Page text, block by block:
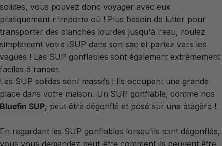
solides, vous pouvez donc voyager avec eux
pratiquement n'importe où ! Plus besoin de lutter pour
transporter des planches lourdes jusqu'à l'eau, roulez
simplement votre iSUP dans son sac et partez vers les
vagues ! Les SUP gonflables sont également extrêmement
faciles à ranger.
Les SUP solides sont massifs ! Ils occupent une grande
place dans votre maison. Un SUP gonflable, comme nos
Bluefin SUP, peut être dégonflé et posé sur une étagère !
En regardant les SUP gonflables lorsqu'ils sont dégonflés,
vous vous demandez peut-être comment ils peuvent être